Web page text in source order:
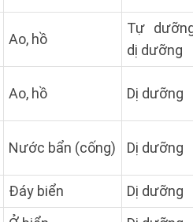
Ao, hồ
Tự
dị dưỡng
Ao, hồ Dị dưỡng
Nước bẩn (cống) Dị dưỡng
Đáy biển Dị dưỡng